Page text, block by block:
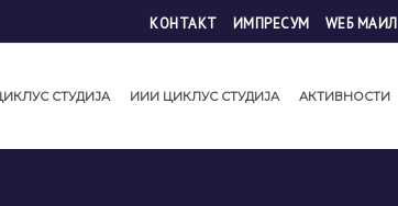
КОНТАКТ ИМПРЕСУМ WЕБ МАИЛ
СТУДИЈА ИИИ ЦИКЛУС СТУДИЈА АКТИВНОСТИ